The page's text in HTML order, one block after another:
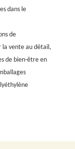
dans le
de
la vente au détail,
de bien-être en